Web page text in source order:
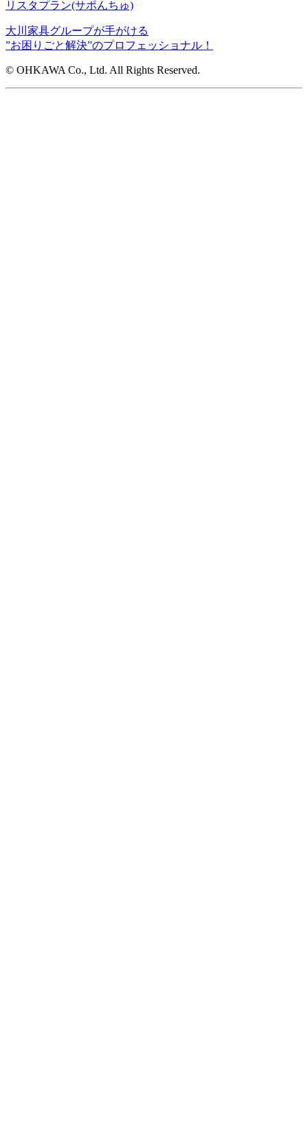
リスタプラン(サポんちゅ)
大川家具グループが手がける
”お困りごと解決”のプロフェッショナル！
© OHKAWA Co., Ltd. All Rights Reserved.